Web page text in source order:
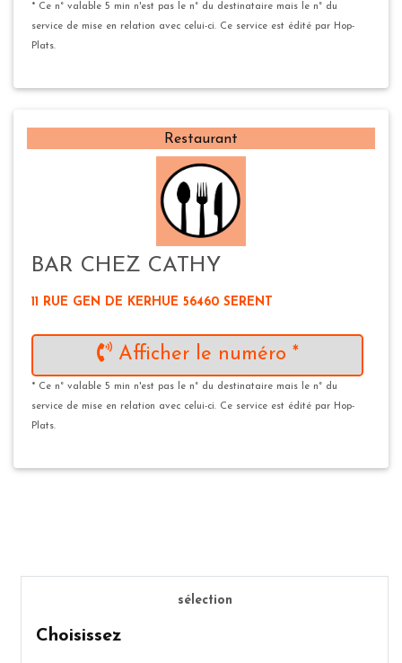
* Ce n° valable 5 min n'est pas le n° du destinataire mais le n° du
service de mise en relation avec celui-ci. Ce service est édité par Hop-
Plats.
Restaurant
BAR CHEZ CATHY
11 RUE GEN DE KERHUE 56460 SERENT
Afficher le numéro *
* Ce n° valable 5 min n'est pas le n° du destinataire mais le n° du
service de mise en relation avec celui-ci. Ce service est édité par Hop-
Plats.
sélection
Choisissez